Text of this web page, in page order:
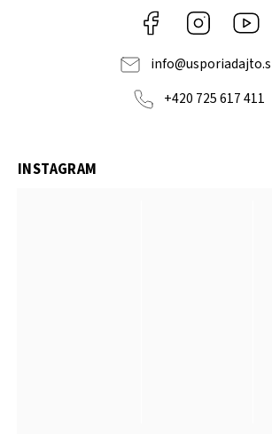
Facebook Instagram
info@
+420 725 617 411
INSTAGRAM